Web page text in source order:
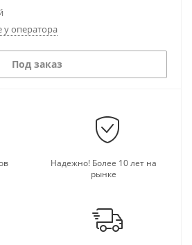
у оператора
Под заказ
Надежно! Более 10 лет на
рынке